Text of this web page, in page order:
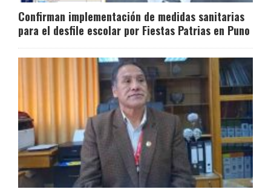
Confirman implementación de medidas sanitarias
para el desfile escolar por Fiestas Patrias en Puno